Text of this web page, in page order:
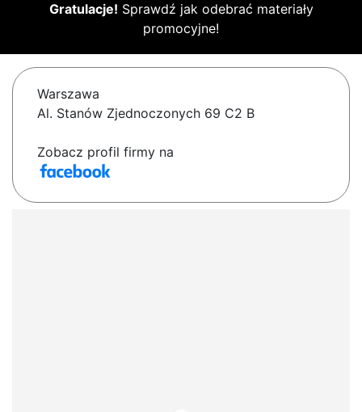
Gratulacje! Sprawdź jak odebrać materiały
promocyjne!
Warszawa
Al. Stanów Zjednoczonych 69 C2 B
Zobacz profil firmy na